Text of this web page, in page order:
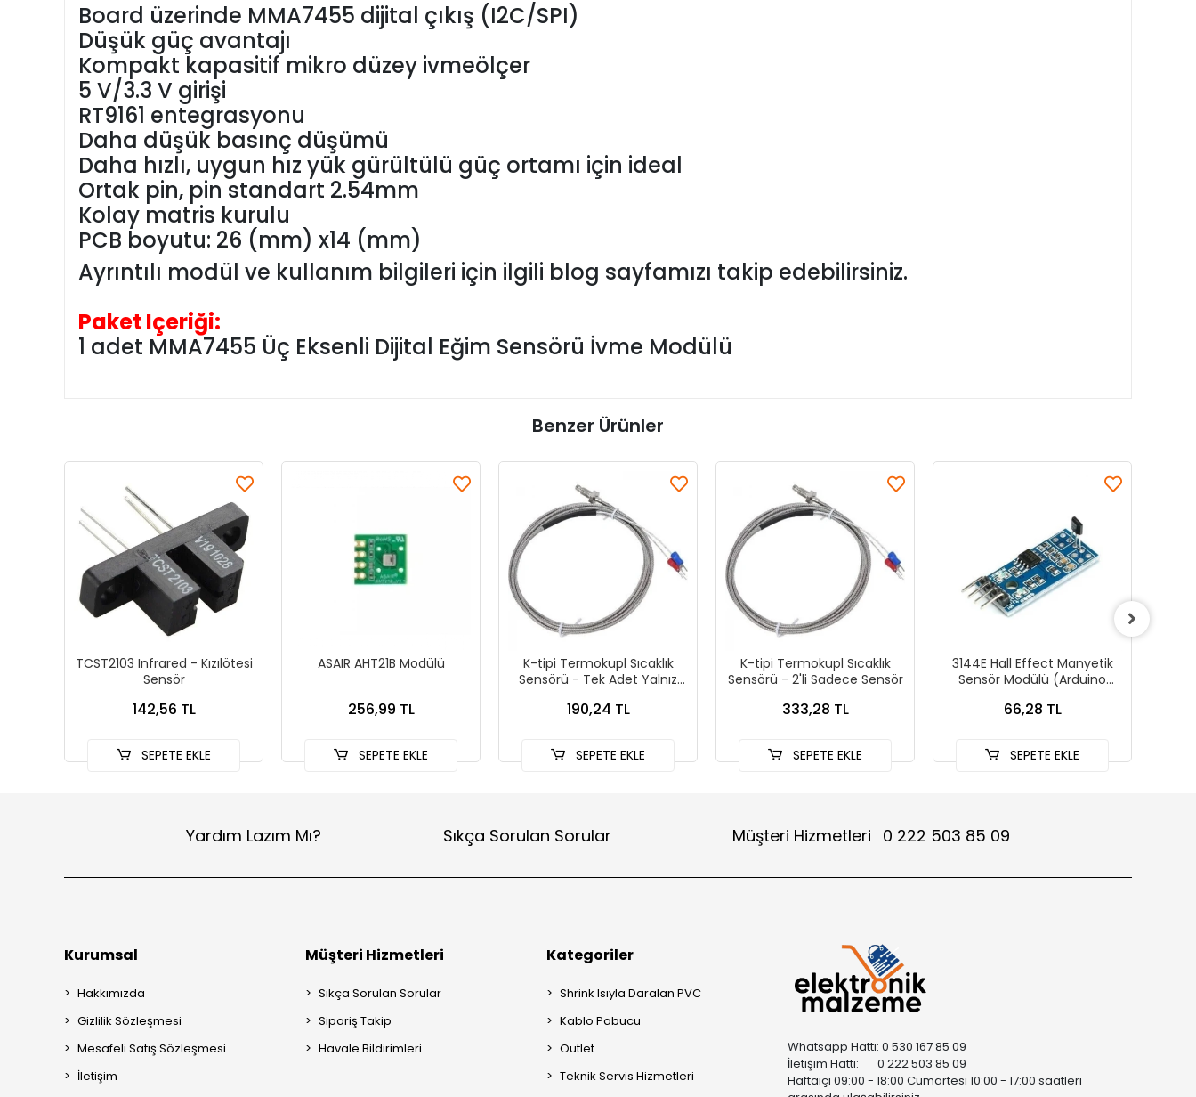
Board üzerinde MMA7455 dijital çıkış (I2C/SPI)
Düşük güç avantajı
Kompakt kapasitif mikro düzey ivmeölçer
5 V/3.3 V girişi
RT9161 entegrasyonu
Daha düşük basınç düşümü
Daha hızlı, uygun hız yük gürültülü güç ortamı için ideal
Ortak pin, pin standart 2.54mm
Kolay matris kurulu
PCB boyutu: 26 (mm) x14 (mm)
Ayrıntılı modül ve kullanım bilgileri için ilgili blog sayfamızı takip edebilirsiniz.
Paket Içeriği:
1 adet MMA7455 Üç Eksenli Dijital Eğim Sensörü İvme Modülü
Benzer Ürünler
TCST2103 Infrared - Kızılötesi
Sensör
142,56 TL
SEPETE EKLE
ASAIR AHT21B Modülü
256,99 TL
SEPETE EKLE
K-tipi Termokupl Sıcaklık
Sensörü - Tek Adet Yalnız
190,24 TL
SEPETE EKLE
K-tipi Termokupl Sıcaklık
Sensörü - 2'li Sadece Sensör
333,28 TL
SEPETE EKLE
3144E Hall Effect Manyetik
Sensör Modülü (Arduino
66,28 TL
SEPETE EKLE
Yardım Lazım Mı? Sıkça Sorulan Sorular Müşteri Hizmetleri 0 222 503 85 09
Kurumsal
Hakkımızda
Gizlilik Sözleşmesi
Mesafeli Satış Sözleşmesi
İletişim
Müşteri Hizmetleri
Sıkça Sorulan Sorular
Sipariş Takip
Havale Bildirimleri
Kategoriler
Shrink Isıyla Daralan PVC
Kablo Pabucu
Outlet
Teknik Servis Hizmetleri
Whatsapp Hattı: 0 530 167 85 09
İletişim Hattı: 0 222 503 85 09
Haftaiçi 09:00 - 18:00 Cumartesi 10:00 - 17:00 saatleri